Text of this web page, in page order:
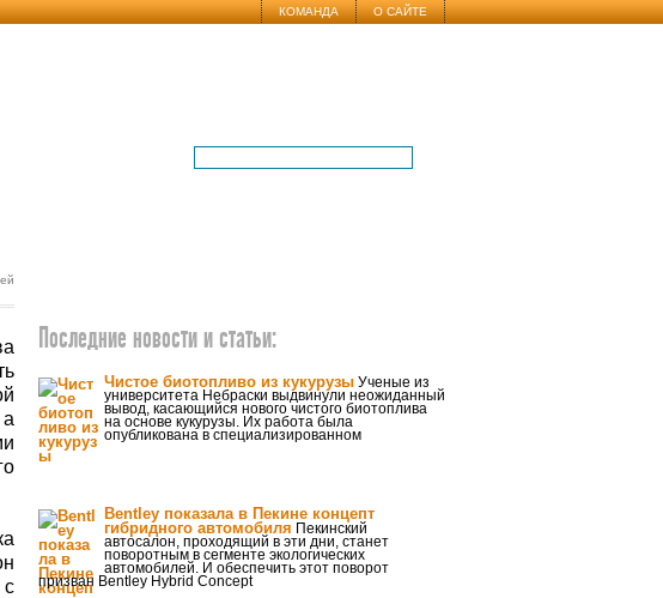
КОМАНДА О САЙТЕ
Последние новости и статьи:
Чистое биотопливо из кукурузы Ученые из
университета Небраски выдвинули неожиданный
вывод, касающийся нового чистого биотоплива
на основе кукурузы. Их работа была
опубликована в специализированном
Bentley показала в Пекине концепт
гибридного автомобиля Пекинский
автосалон, проходящий в эти дни, станет
поворотным в сегменте экологических
автомобилей. И обеспечить этот поворот
призван Bentley Hybrid Concept